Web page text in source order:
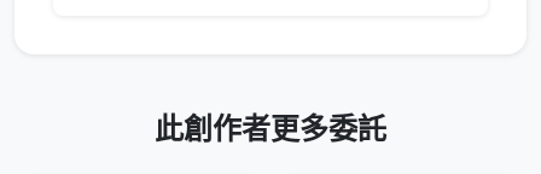
此創作者更多委託